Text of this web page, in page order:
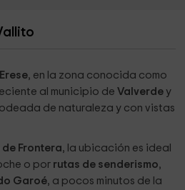
Erese, en la zona conocida como
al municipio de Valverde y
de naturaleza y con vistas
Frontera, la ubicación es ideal
o por rutas de senderismo,
Garoé, a pocos minutos de la